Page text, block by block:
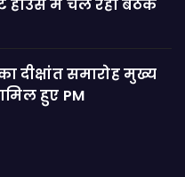
हाउस में चल रही बैठक
दीक्षांत समारोह मुख्य
हुए PM